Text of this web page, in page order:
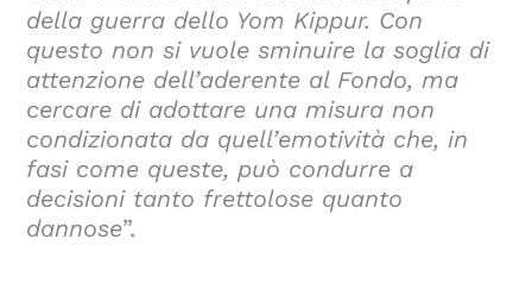
della guerra dello Yom Kippur. Con
questo non si vuole sminuire la soglia di
attenzione dell’aderente al Fondo, ma
cercare di adottare una misura non
condizionata da quell’emotività che, in
fasi come queste, può condurre a
decisioni tanto frettolose quanto
dannose”.